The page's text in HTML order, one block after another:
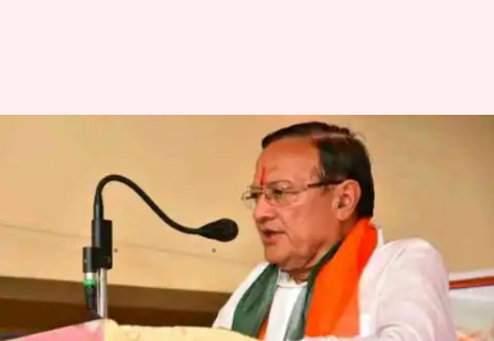
रेप के सवाल पर राजस्थान के मंत्री
बोले- विकृत मानसिकता के पीछे
इंटरनेट, सेंसरशिप की जरूरत
प्रमोद कुमार 10:58 am
क्या है खबर?